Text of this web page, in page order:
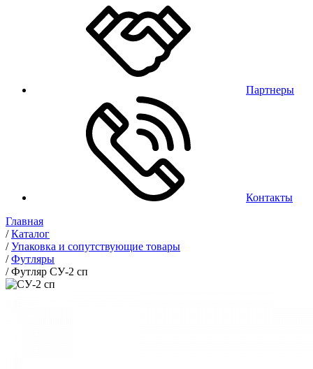
Партнеры
Контакты
Главная
/Каталог
/Упаковка и сопутствующие товары
/Футляры
/Футляр СУ-2 сп